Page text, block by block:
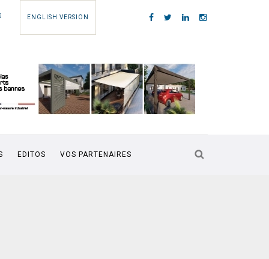
ENGLISH VERSION
EDITOS VOS PARTENAIRES